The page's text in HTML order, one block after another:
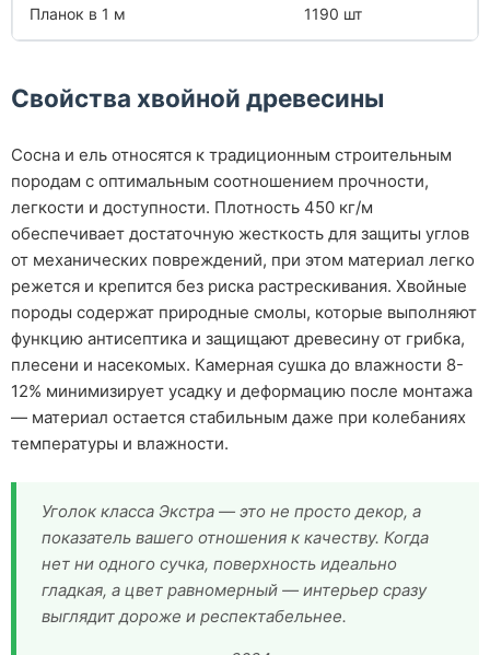
Планок в 1 м 1190 шт
Свойства хвойной древесины
Сосна и ель относятся к традиционным строительным
породам с оптимальным соотношением прочности,
легкости и доступности. Плотность 450 кг/м
обеспечивает достаточную жесткость для защиты углов
от механических повреждений, при этом материал легко
режется и крепится без риска растрескивания. Хвойные
породы содержат природные смолы, которые выполняют
функцию антисептика и защищают древесину от грибка,
плесени и насекомых. Камерная сушка до влажности 8-
12% минимизирует усадку и деформацию после монтажа
— материал остается стабильным даже при колебаниях
температуры и влажности.
Уголок класса Экстра — это не просто декор, а
показатель вашего отношения к качеству. Когда
нет ни одного сучка, поверхность идеально
гладкая, а цвет равномерный — интерьер сразу
выглядит дороже и респектабельнее.